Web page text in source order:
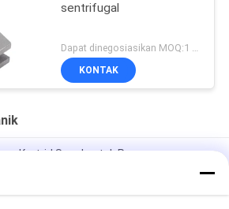
sentrifugal
KONTAK
Kartrid Segel untuk Pemasangan
Pompa yang Disesuaikan
22-X segel pompa